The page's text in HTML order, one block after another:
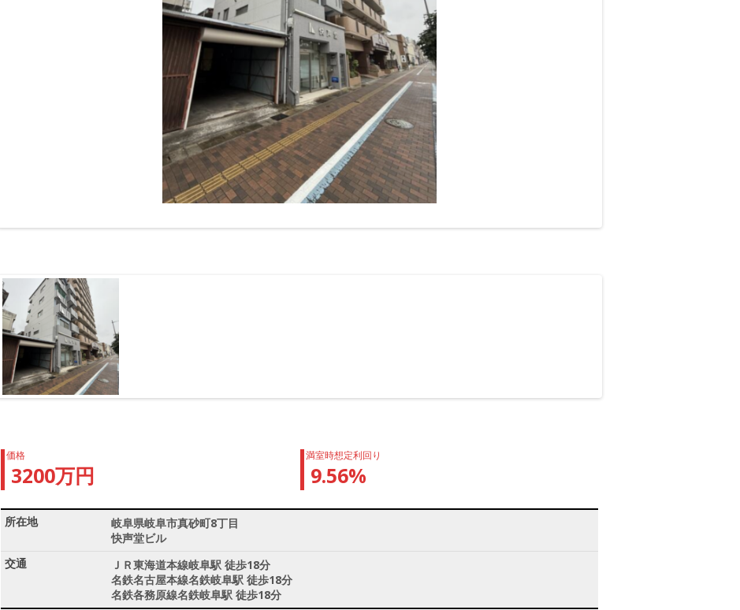
価格
3200万円
満室時想定利回り
9.56%
所在地
岐阜県岐阜市真砂町8丁目
快声堂ビル
交通
ＪＲ東海道本線岐阜駅 徒歩18分
名鉄名古屋本線名鉄岐阜駅 徒歩18分
名鉄各務原線名鉄岐阜駅 徒歩18分